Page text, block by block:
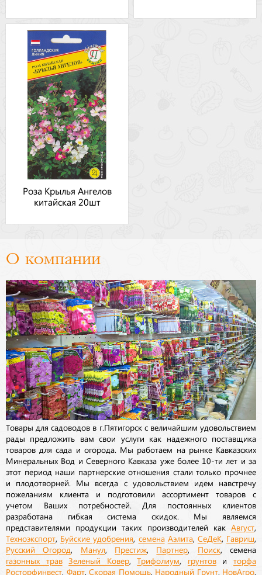
Роза Крылья Ангелов
китайская 20шт
О компании
Товары для садоводов в г.Пятигорск с величайшим удовольствием
рады предложить вам свои услуги как надежного поставщика
товаров для сада и огорода. Мы работаем на рынке Кавказских
Минеральных Вод и Северного Кавказа уже более 10-ти лет и за
этот период наши партнерские отношения стали только прочнее
и плодотворней. Мы всегда с удовольствием идем навстречу
пожеланиям клиента и подготовили ассортимент товаров с
учетом Ваших потребностей. Для постоянных клиентов
разработана гибкая система скидок. Мы являемся
представителями продукции таких производителей как Август
Техноэкспорт Буйские удобрения семена Аэлита, СеДеК Гавриш
Русский Огород Манул, Престиж Партнер Поиск, семена
газонных трав Зеленый Ковер,Трифолиум грунтовиторфа
Росторфинвест Фарт, Скорая Помощь Народный Грунт, НовАгро